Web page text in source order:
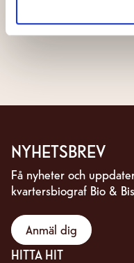
NYHETSBREV
Få nyheter och
kvartersbiograf Bio &
Anmäl dig
HITTA HIT